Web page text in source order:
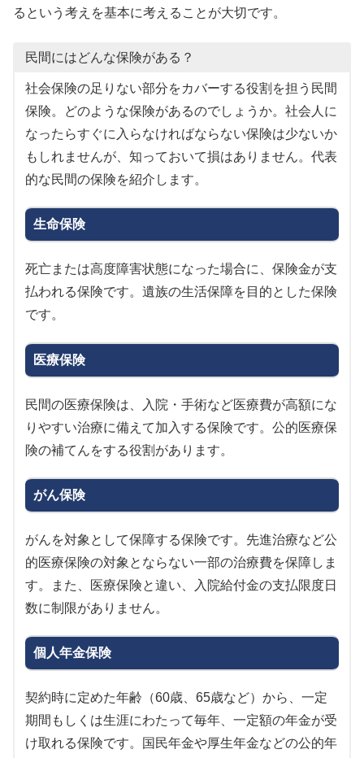
るという考えを基本に考えることが大切です。
民間にはどんな保険がある？
社会保険の足りない部分をカバーする役割を担う民間
保険。どのような保険があるのでしょうか。社会人に
なったらすぐに入らなければならない保険は少ないか
もしれませんが、知っておいて損はありません。代表
的な民間の保険を紹介します。
生命保険
死亡または高度障害状態になった場合に、保険金が支
払われる保険です。遺族の生活保障を目的とした保険
です。
医療保険
民間の医療保険は、入院・手術など医療費が高額にな
りやすい治療に備えて加入する保険です。公的医療保
険の補てんをする役割があります。
がん保険
がんを対象として保障する保険です。先進治療など公
的医療保険の対象とならない一部の治療費を保障しま
す。また、医療保険と違い、入院給付金の支払限度日
数に制限がありません。
個人年金保険
契約時に定めた年齢（60歳、65歳など）から、一定
期間もしくは生涯にわたって毎年、一定額の年金が受
け取れる保険です。国民年金や厚生年金などの公的年